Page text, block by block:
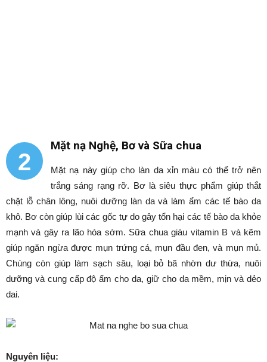
2
Mặt nạ Nghệ, Bơ và Sữa chua
Mặt nạ này giúp cho làn da xỉn màu có thể trở nên
trắng sáng rạng rỡ. Bơ là siêu thực phẩm giúp thắt
chặt lỗ chân lông, nuôi dưỡng làn da và làm ẩm các tế bào da
khô. Bơ còn giúp lùi các gốc tự do gây tổn hại các tế bào da khỏe
mạnh và gây ra lão hóa sớm. Sữa chua giàu vitamin B và kẽm
giúp ngăn ngừa được mụn trứng cá, mụn đầu đen, và mụn mủ.
Chúng còn giúp làm sạch sâu, loại bỏ bã nhờn dư thừa, nuôi
dưỡng và cung cấp độ ẩm cho da, giữ cho da mềm, mịn và dẻo
dai.
Nguyên liệu: